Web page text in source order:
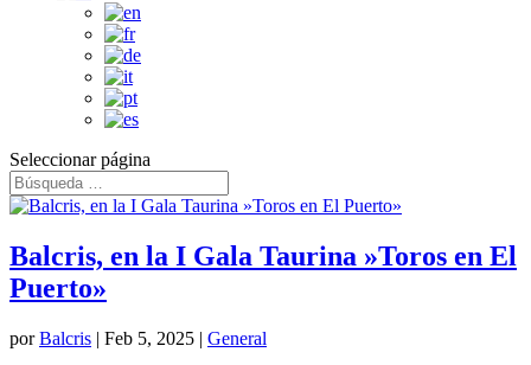
Seleccionar página
Balcris, en la I Gala Taurina »Toros en El
Puerto»
porBalcris | Feb 5, 2025 | General